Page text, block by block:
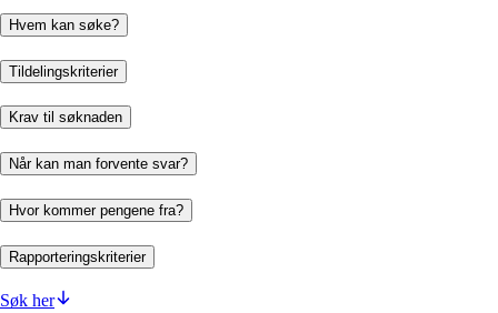
Hvem kan søke?
Tildelingskriterier
Krav til søknaden
Når kan man forvente svar?
Hvor kommer pengene fra?
Rapporteringskriterier
Søk her